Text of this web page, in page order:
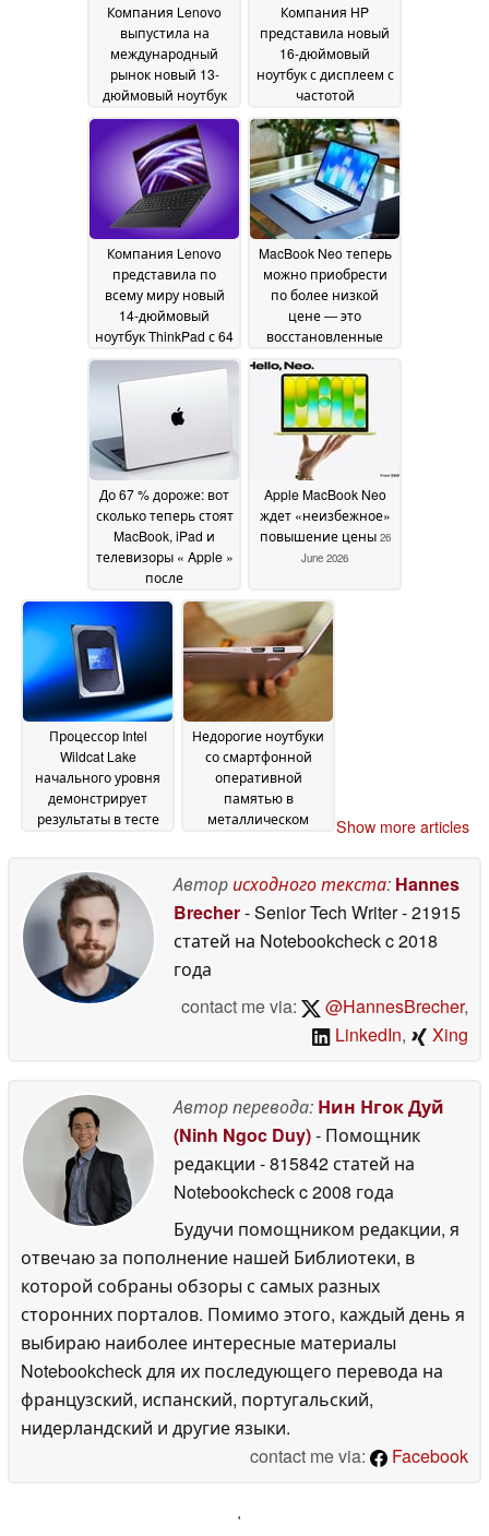
Компания Lenovo
выпустила на
международный
рынок новый 13-
дюймовый ноутбук
ThinkPad с 32 ГБ
оперативной
памяти и
процессорами Intel
Panther Lake03 July
Компания HP
представила новый
16-дюймовый
ноутбук с дисплеем с
частотой
обновления 240 Гц,
64 ГБ оперативной
памяти и
видеокартой Arc
B39002 July 2026
Компания Lenovo
представила по
всему миру новый
14-дюймовый
ноутбук ThinkPad с 64
ГБ оперативной
памяти и
облегчённым
корпусом
02 July 2026
MacBook Neo теперь
можно приобрести
по более низкой
цене — это
восстановленные
устройства,
поставляемые
напрямую от Apple
June 2026
До 67 % дороже: вот
сколько теперь стоят
MacBook, iPad и
телевизоры « Apple »
после
значительного
повышения цен
компанией « Apple »
26 June 2026
Apple MacBook Neo
ждет «неизбежное»
повышение цены 26
June 2026
Процессор Intel
Wildcat Lake
начального уровня
демонстрирует
результаты в тесте
A18 Pro в MacBook
Neo22 June 2026
Недорогие ноутбуки
со смартфонной
оперативной
памятью в
металлическом
подробности
проекта Project Firefly
11 June 2026
Show more articles
Авторисходного текста: Hannes
Brecher- Senior Tech Writer- 21915
статей на Notebookcheckc 2018
года
contact me via:
@HannesBrecher,
LinkedIn, Xing
Автор перевода: Нин Нгок Дуй
(Ninh Ngoc Duy)- Помощник
редакции - 815842 статей на
Notebookcheckc 2008 года
Будучи помощником редакции, я
отвечаю за пополнение нашей Библиотеки, в
которой собраны обзоры с самых разных
сторонних порталов. Помимо этого, каждый день я
выбираю наиболее интересные материалы
Notebookcheck для их последующего перевода на
французский, испанский, португальский,
нидерландский и другие языки.
contact me via:
Facebook
'